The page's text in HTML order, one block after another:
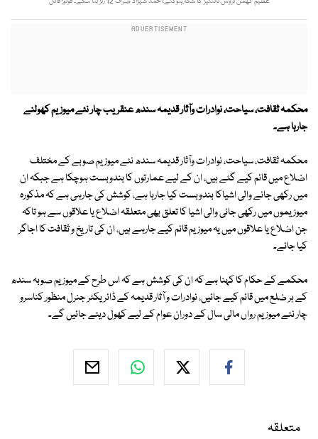
محکمہ ثقافت، سیاحت، نوادرات وآثار قدیمہ سندھ عنقریب چار نئے میوزیم کھولنے
جارہا ہے۔
محکمہ ثقافت، سیاحت، نوادرات وآثار قدیمہ سندھ نئے میوزیم صوبے کے مختلف
اضلاع میں قائم کیے گئے ہیں، ان کے لیے عمارتوں کا بندوبست ہوچکا ہے جبکہ ان
میں رکھی جانے والی اشیاکا بندوبست کیا جارہا ہے، کوشش کی جارہی ہے کہ مذکورہ
میوزیموں میں رکھی جانی والی اشیا کا تعلق بھی متعلقہ اضلاع یا علاقوں سے ہو تاکہ
جن اضلاع یا علاقوں میں یہ میوزیم قائم کیے جارہے ہیں، ان کی تاریخ و ثقافت کا اجاگر
کیا جائے۔
محکمے کے حکام کا کہنا ہے کہ ان کی کوشش ہے کہ اس طرح کے میوزیم صوبہ سندھ
کے ہر ضلع میں قائم کیے جائیں، نوادرات و آثار قدیمہ کے ڈائریکٹر جنرل منظور کناسرو
چار نئے میوزیم رواں مالی سال کے دوران عوام کے لیے کھول دیئے جائیں گے۔
متعلقہ